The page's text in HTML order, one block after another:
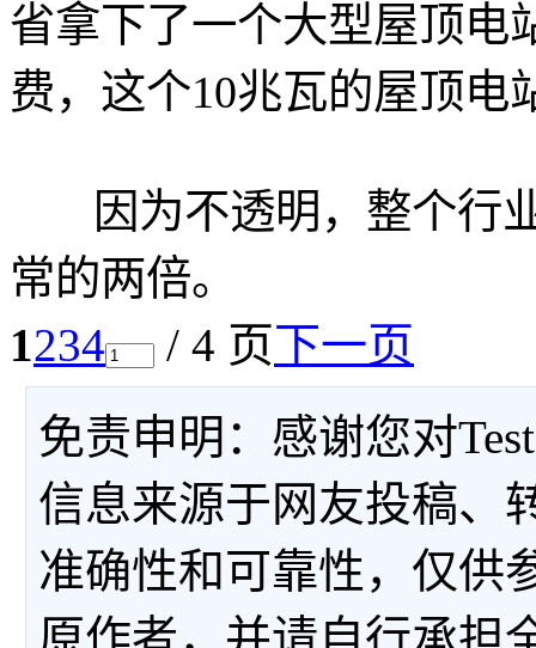
省拿下了一个大型屋顶电
费，这个10兆瓦的屋顶电
因为不透明，整个行业
常的两倍。
1234 / 4 页下一页
免责申明：感谢您对
信息来源于网友投稿、
准确性和可靠性，仅供
原作者，并请自行承担